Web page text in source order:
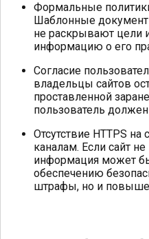
Формальные
Шаблонные
не раскрывают цели
информацию о его
Согласие
владельцы сайтов
проставленной
пользователь
Отсутствие HTTPS
каналам. Если сайт
информация может
обеспечению
штрафы, но и